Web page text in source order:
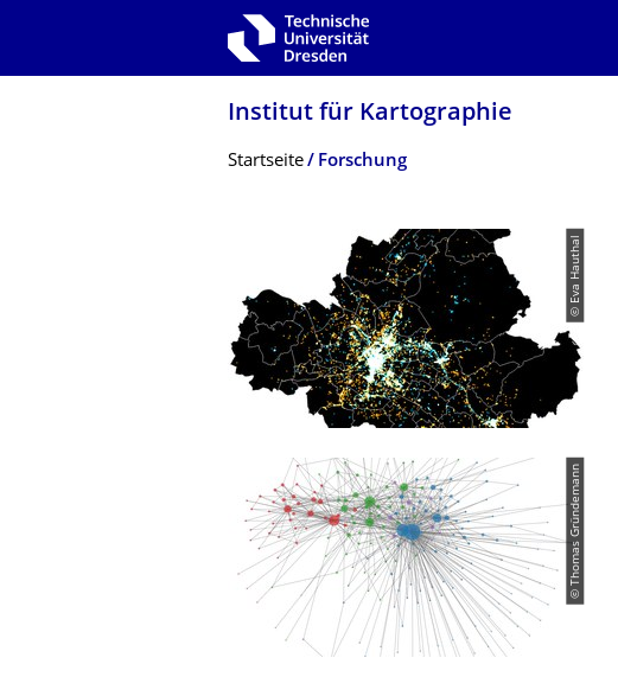
Zur Hauptnavigation springen
Institut für Kartographie
Breadcrumb-Menü
Startseite Forschung
© Eva Hauthal
© Thomas Gründemann